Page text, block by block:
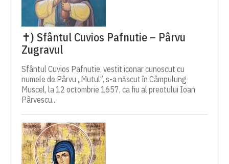
✝) Sfântul Cuvios Pafnutie – Pârvu
Zugravul
Sfântul Cuvios Pafnutie, vestit iconar cunoscut cu
numele de Pârvu „Mutul”, s-a născut în Câmpulung
Muscel, la 12 octombrie 1657, ca fiu al preotului Ioan
Pârvescu...